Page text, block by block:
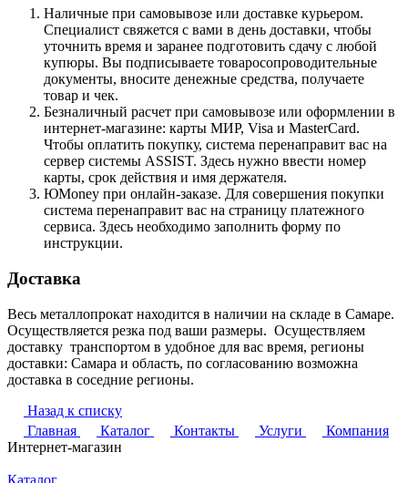
Наличные при самовывозе или доставке курьером.
Специалист свяжется с вами в день доставки, чтобы
уточнить время и заранее подготовить сдачу с любой
купюры. Вы подписываете товаросопроводительные
документы, вносите денежные средства, получаете
товар и чек.
Безналичный расчет при самовывозе или оформлении в
интернет-магазине: карты МИР, Visa и MasterCard.
Чтобы оплатить покупку, система перенаправит вас на
сервер системы ASSIST. Здесь нужно ввести номер
карты, срок действия и имя держателя.
ЮMoney при онлайн-заказе. Для совершения покупки
система перенаправит вас на страницу платежного
сервиса. Здесь необходимо заполнить форму по
инструкции.
Доставка
Весь металлопрокат находится в наличии на складе в Самаре.
Осуществляется резка под ваши размеры. Осуществляем
доставку транспортом в удобное для вас время, регионы
доставки: Самара и область, по согласованию возможна
доставка в соседние регионы.
Назад к списку
Главная
Каталог Контакты Услуги
Компания
Интернет-магазин
Каталог